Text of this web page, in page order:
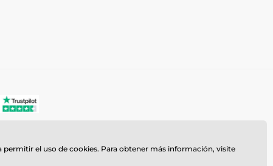
el uso de cookies. Para obtener más información, visite